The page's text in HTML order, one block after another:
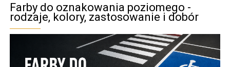
Farby do oznakowania poziomego -
rodzaje, kolory, zastosowanie i dobór